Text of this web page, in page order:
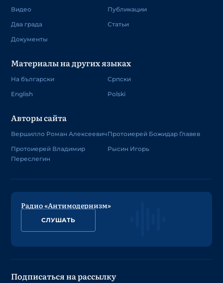
Видео
Два града
Документы
Публикации
Статьи
Материалы на других языках
На български
English
Српски
Polski
Авторы сайта
Вершилло Роман Алексеевич
Протоиерей Владимир
Переслегин
Протоиерей Божидар Главев
Рысин Игорь
Радио «Антимодернизм»
СЛУШАТЬ
Подписаться на рассылку